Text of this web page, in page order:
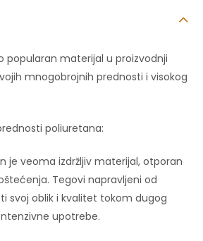
popularan materijal u proizvodnji
mnogobrojnih prednosti i visokog
poliuretana:
je veoma izdržljiv materijal, otporan
Tegovi napravljeni od
svoj oblik i kvalitet tokom dugog
upotrebe.